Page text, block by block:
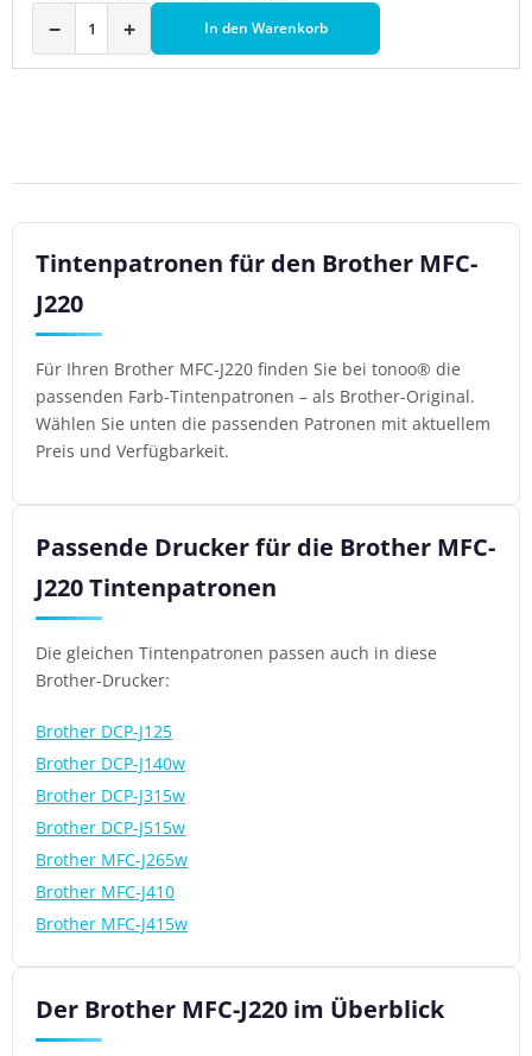
− + In den Warenkorb
Tintenpatronen für den Brother MFC-
J220
Für Ihren Brother MFC-J220 finden Sie bei tonoo® die
passenden Farb-Tintenpatronen – als Brother-Original.
Wählen Sie unten die passenden Patronen mit aktuellem
Preis und Verfügbarkeit.
Passende Drucker für die Brother MFC-
J220 Tintenpatronen
Die gleichen Tintenpatronen passen auch in diese
Brother-Drucker:
Brother DCP-J125
Brother DCP-J140w
Brother DCP-J315w
Brother DCP-J515w
Brother MFC-J265w
Brother MFC-J410
Brother MFC-J415w
Der Brother MFC-J220 im Überblick